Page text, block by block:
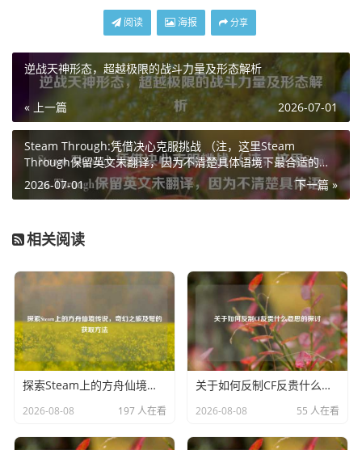
它也有可能在金融领域有着特殊含义,比如是某种金融产品的
代码、交易指令的编号或者是特定投资组合的标识，投资者
们依据cf123588所代表的信息，做出关于资金分配、风险控
制等一系列重要决策。
cf123588这个简短的代码,如同一个小小的钥匙孔，背后连
接着一个广阔而神秘的世界，等待着我们去深入挖掘和解读
它所蕴含的丰富内涵。
阅读 海报 分享
逆战天神形态，超越极限的战斗力量及形态解析
« 上一篇 2026-07-01
Steam Through:凭借决心克服挑战 （注，这里Steam
Through保留英文未翻译，因为不清楚具体语境下最合适的中
文对应词，如果有更明确要求，可进一步优化。标题重点突出
了克服挑战与决心这两个关键信息，符合整体围绕Steam
下一篇 »
2026-07-01
相关阅读
探索Steam上的方舟仙境传说，奇幻之旅及弩的获取方法
2026-08-08 197 人在看
关于如何反制CF反贵什么意思的探讨
2026-08-08 55 人在看